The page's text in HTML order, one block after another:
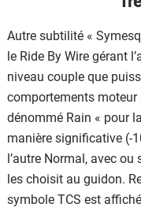
Autre subtilité «
le Ride By Wire gérant
niveau couple que
comportements moteur
dénommé Rain « pour
manière significative (-
l’autre Normal, avec
les choisit au guidon.
symbole TCS est